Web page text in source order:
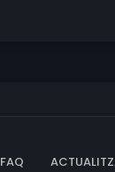
FAQ